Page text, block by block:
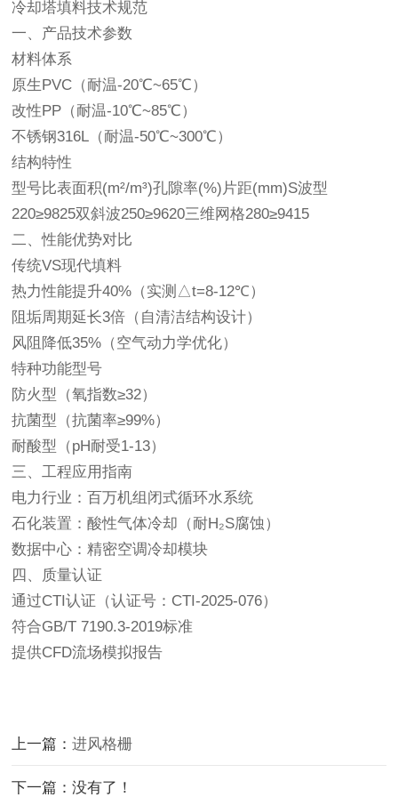
冷却塔填料技术规范
一、产品技术参数
材料体系
原生PVC（耐温-20℃~65℃）
改性PP（耐温-10℃~85℃）
不锈钢316L（耐温-50℃~300℃）
结构特性
型号比表面积(m²/m³)孔隙率(%)片距(mm)S波型
220≥9825双斜波250≥9620三维网格280≥9415
二、性能优势对比
传统VS现代填料
热力性能提升40%（实测△t=8-12℃）
阻垢周期延长3倍（自清洁结构设计）
风阻降低35%（空气动力学优化）
特种功能型号
防火型（氧指数≥32）
抗菌型（抗菌率≥99%）
耐酸型（pH耐受1-13）
三、工程应用指南
电力行业 ：百万机组闭式循环水系统
石化装置 ：酸性气体冷却（耐H₂S腐蚀）
数据中心 ：精密空调冷却模块
四、质量认证
通过CTI认证（认证号：CTI-2025-076）
符合GB/T 7190.3-2019标准
提供CFD流场模拟报告
上一篇：进风格栅
下一篇：没有了！